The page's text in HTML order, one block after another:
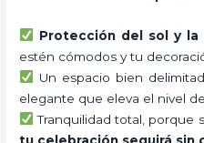
Protección del sol y la
estén cómodos y tu
Un espacio bien
elegante que eleva el nivel
Tranquilidad total, porque
tu celebración seguirá sin